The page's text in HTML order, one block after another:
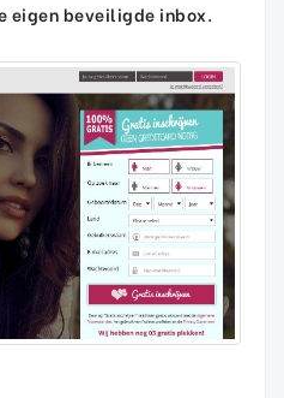
eigen beveiligde inbox.